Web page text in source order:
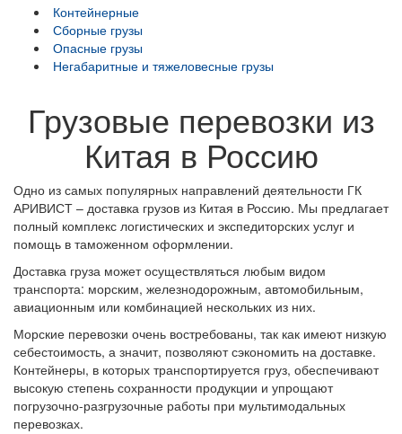
Контейнерные
Сборные грузы
Опасные грузы
Негабаритные и тяжело­весные грузы
Грузовые перевозки из
Китая в Россию
Одно из самых популярных направлений деятельности ГК
АРИВИСТ – доставка грузов из Китая в Россию. Мы предлагает
полный комплекс логистических и экспедиторских услуг и
помощь в таможенном оформлении.
Доставка груза может осуществляться любым видом
транспорта: морским, железнодорожным, автомобильным,
авиационным или комбинацией нескольких из них.
Морские перевозки очень востребованы, так как имеют низкую
себестоимость, а значит, позволяют сэкономить на доставке.
Контейнеры, в которых транспортируется груз, обеспечивают
высокую степень сохранности продукции и упрощают
погрузочно-разгрузочные работы при мультимодальных
перевозках.